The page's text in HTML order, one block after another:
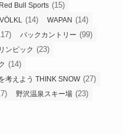
Bull Sports (15)
VÖLKL (14) WAPAN (14)
バックカントリー (99)
ンピック (23)
(14)
考えよう THINK SNOW(27)
野沢温泉スキー場 (23)